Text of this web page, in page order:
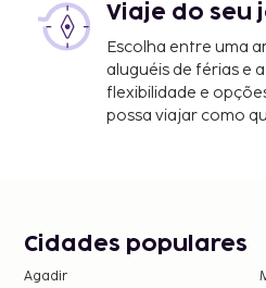
Viaje do seu
Escolha entre uma
aluguéis de férias e
flexibilidade e
possa viajar como
Cidades populares
Agadir